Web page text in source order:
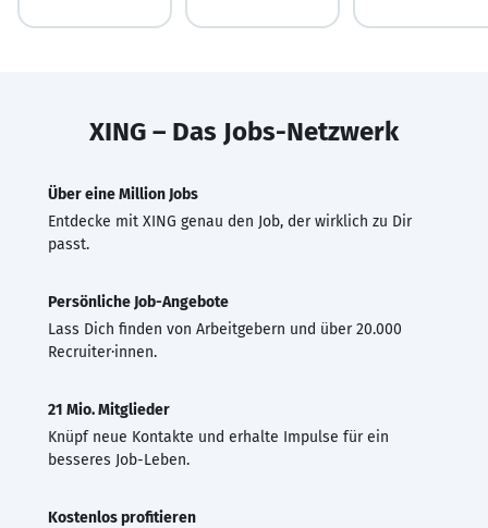
XING – Das Jobs-Netzwerk
Über eine Million Jobs
Entdecke mit XING genau den Job, der wirklich zu Dir
passt.
Persönliche Job-Angebote
Lass Dich finden von Arbeitgebern und über 20.000
Recruiter·innen.
21 Mio. Mitglieder
Knüpf neue Kontakte und erhalte Impulse für ein
besseres Job-Leben.
Kostenlos profitieren